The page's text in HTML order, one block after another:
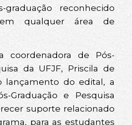
reconhecido
qualquer área de
coordenadora de Pós-
da UFJF, Priscila de
lançamento do edital, a
Graduação e Pesquisa
suporte relacionado
para as estudantes